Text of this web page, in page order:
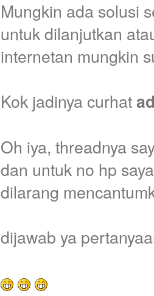
Mungkin ada solusi
untuk dilanjutkan
internetan mungkin
Kok jadinya curhat
Oh iya, threadnya
dan untuk no hp
dilarang
dijawab ya